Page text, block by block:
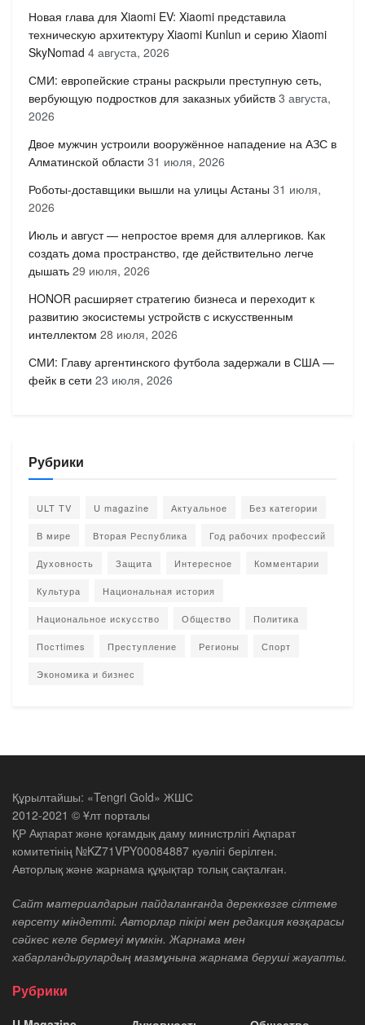
Новая глава для Xiaomi EV: Xiaomi представила
техническую архитектуру Xiaomi Kunlun и серию Xiaomi
SkyNomad 4 августа, 2026
СМИ: европейские страны раскрыли преступную сеть,
вербующую подростков для заказных убийств 3 августа,
2026
Двое мужчин устроили вооружённое нападение на АЗС в
Алматинской области 31 июля, 2026
Роботы-доставщики вышли на улицы Астаны 31 июля,
2026
Июль и август — непростое время для аллергиков. Как
создать дома пространство, где действительно легче
дышать 29 июля, 2026
HONOR расширяет стратегию бизнеса и переходит к
развитию экосистемы устройств с искусственным
интеллектом 28 июля, 2026
СМИ: Главу аргентинского футбола задержали в США —
фейк в сети 23 июля, 2026
Рубрики
ULT TV U magazine Актуальное Без категории
В мире Вторая Республика Год рабочих профессий
Духовность Защита Интересное Комментарии
Культура Национальная история
Национальное искусство Общество Политика
Постtimes Преступление Регионы Спорт
Экономика и бизнес
Құрылтайшы: «Tengri Gold» ЖШС
2012-2021 © Ұлт порталы
ҚР Ақпарат және қоғамдық даму министрлігі Ақпарат
комитетінің №KZ71VPY00084887 куәлігі берілген.
Авторлық және жарнама құқықтар толық сақталған.
Сайт материалдарын пайдаланғанда дереккөзге сілтеме
көрсету міндетті. Авторлар пікірі мен редакция көзқарасы
сәйкес келе бермеуі мүмкін. Жарнама мен
хабарландырулардың мазмұнына жарнама беруші жауапты.
Рубрики